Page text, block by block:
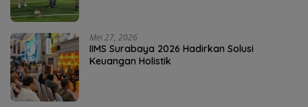
Mei 27, 2026
IIMS Surabaya 2026 Hadirkan Solusi
Keuangan Holistik